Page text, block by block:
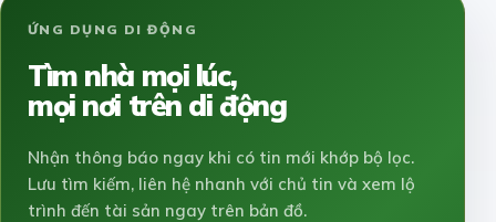
ỨNG DỤNG DI ĐỘNG
Tìm nhà mọi lúc,
mọi nơi trên di động
Nhận thông báo ngay khi có tin mới khớp bộ lọc.
Lưu tìm kiếm, liên hệ nhanh với chủ tin và xem lộ
trình đến tài sản ngay trên bản đồ.